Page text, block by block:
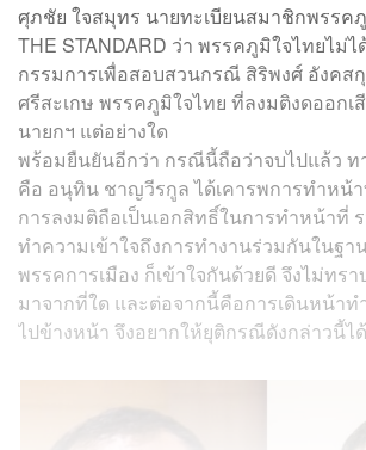
ศุภชัย ใจสมุทร นายทะเบียนสมาชิกพรรค
THE STANDARD ว่า พรรคภูมิใจไทยไม่
กรรมการเพื่อสอบสวนกรณี สิริพงศ์ อังคสกุ
ศรีสะเกษ พรรคภูมิใจไทย ที่ลงมติงดออกเ
นายกฯ แต่อย่างใด
พร้อมยืนยันอีกว่า กรณีนี้ถือว่าจบไปแล้ว ท
คือ อนุทิน ชาญวีรกูล ได้เคารพการทำหน้
การลงมติถือเป็นเอกสิทธิ์ในการทำหน้าที่
ทำความเข้าใจถึงการทำงานร่วมกันในฐา
พรรคการเมือง ก็เข้าใจกันด้วยดี จึงไม่ทร
มาจากที่ใด และต่อจากนี้คือการเดินหน้าท
ไปข้างหน้า จึงอยากให้ยุติกรณีดังกล่าวนี้ไ